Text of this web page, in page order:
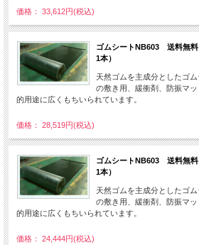
価格： 33,612円(税込)
ゴムシートNB603 送料無
1本）
天然ゴムを主成分としたゴ
の敷き用、緩衝剤、防振マ
的用途に広くもちいられています。
価格： 28,519円(税込)
ゴムシートNB603 送料無
1本）
天然ゴムを主成分としたゴ
の敷き用、緩衝剤、防振マ
的用途に広くもちいられています。
価格： 24,444円(税込)